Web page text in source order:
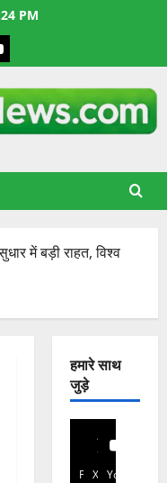
PM
में बड़ी राहत, विश्व
हमारे साथ
जुड़े
Facebook
X YouTube